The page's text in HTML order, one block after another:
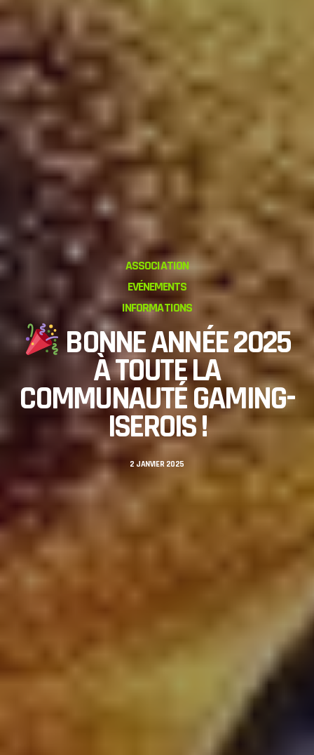
ASSOCIATION
EVÉNEMENTS
INFORMATIONS
BONNE ANNÉE 2025
À TOUTE LA
COMMUNAUTÉ GAMING-
ISEROIS !
2 JANVIER 2025